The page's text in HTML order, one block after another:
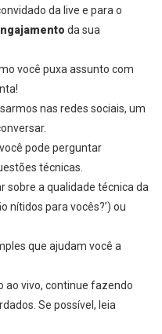
da live e para o
da sua
você puxa assunto com
nas redes sociais, um
pode perguntar
técnicas.
sobre a qualidade técnica da
nítidos para vocês?’) ou
que ajudam você a
ao vivo, continue fazendo
Se possível, leia